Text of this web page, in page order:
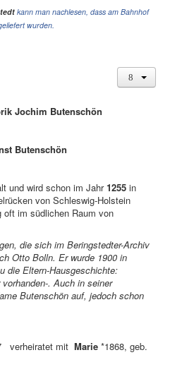
kann man nachlesen, dass am Bahnhof
wurden.
Jochim Butenschön
Butenschön
und wird schon im Jahr1255 in
von Schleswig-Holstein
oft im südlichen Raum von
die sich im Beringstedter-Archiv
Otto Bolln. Er wurde 1900 in
die Eltern-Hausgeschichte:
. Auch in seiner
Butenschön auf, jedoch schon
verheiratet mit Marie *1868, geb.